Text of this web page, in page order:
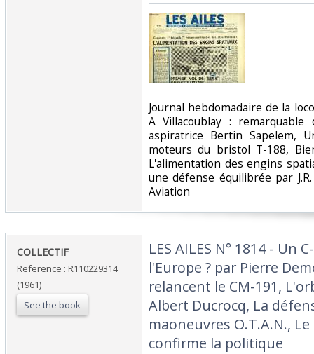
‎Journal hebdomadaire de la
A Villacoublay :
aspiratrice Bertin Sapelem,
moteurs du bristol T-188,
L'alimentation des engins
une défense équilibrée par
Aviation‎
‎COLLECTIF‎
Reference : R110229314
(1961)
See the book
‎LES AILES N° 1814 - Un
l'Europe ? par Pierre
relancent le CM-191,
Albert Ducrocq, La
maoneuvres O.T.A.N.,
confirme la politique‎